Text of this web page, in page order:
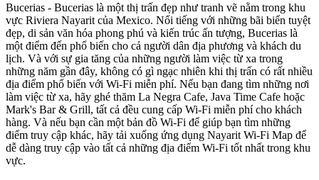
Bucerias - Bucerias là một thị trấn đẹp như tranh vẽ nằm trong khu
vực Riviera Nayarit của Mexico. Nổi tiếng với những bãi biển tuyệt
đẹp, di sản văn hóa phong phú và kiến trúc ấn tượng, Bucerias là
một điểm đến phổ biến cho cả người dân địa phương và khách du
lịch. Và với sự gia tăng của những người làm việc từ xa trong
những năm gần đây, không có gì ngạc nhiên khi thị trấn có rất nhiều
địa điểm phổ biến với Wi-Fi miễn phí. Nếu bạn đang tìm những nơi
làm việc từ xa, hãy ghé thăm La Negra Cafe, Java Time Cafe hoặc
Mark's Bar & Grill, tất cả đều cung cấp Wi-Fi miễn phí cho khách
hàng. Và nếu bạn cần một bản đồ Wi-Fi để giúp bạn tìm những
điểm truy cập khác, hãy tải xuống ứng dụng Nayarit Wi-Fi Map để
dễ dàng truy cập vào tất cả những địa điểm Wi-Fi tốt nhất trong khu
vực.